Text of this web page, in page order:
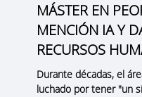
MÁSTER EN
MENCIÓN IA Y
RECURSOS
Durante décadas, el
luchado por tener "un